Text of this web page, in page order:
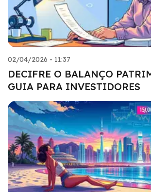
02/04/2026 - 11:37
DECIFRE O BALANÇO
GUIA PARA INVESTIDORES